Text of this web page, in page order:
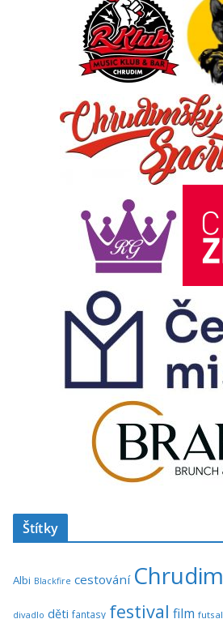
Štítky
Albi Blackfire cestování Chrudim
divadlo děti fantasy festival film futsal